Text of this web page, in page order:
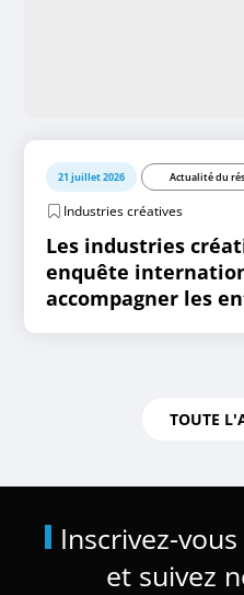
21 juillet 2026 Actualité du
Industries créatives
Les industries
enquête
accompagner les
TOUTE
Inscrivez-vous
et suivez